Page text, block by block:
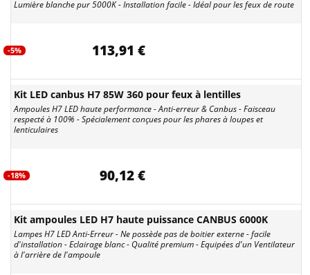
Lumière blanche pur 5000K - Installation facile - Idéal pour les feux de route
-5% 113,91 €
Kit LED canbus H7 85W 360 pour feux à lentilles
Ampoules H7 LED haute performance - Anti-erreur & Canbus - Faisceau
respecté à 100% - Spécialement conçues pour les phares à loupes et
lenticulaires
-18% 90,12 €
Kit ampoules LED H7 haute puissance CANBUS 6000K
Lampes H7 LED Anti-Erreur - Ne possède pas de boitier externe - facile
d'installation - Eclairage blanc - Qualité premium - Equipées d'un Ventilateur
à l'arrière de l'ampoule